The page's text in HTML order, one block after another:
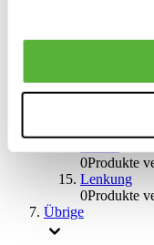
0
0Produkte
Lenkung
0Produkte
Übrige